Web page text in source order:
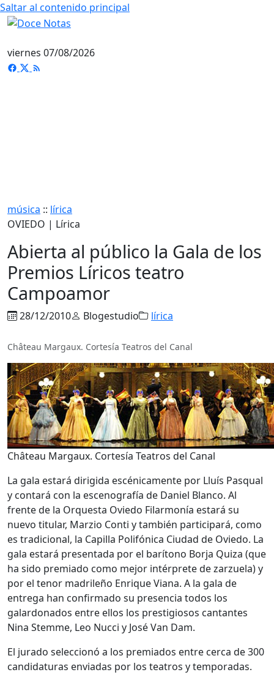
Saltar al contenido principal
viernes 07/08/2026
música :: lírica
OVIEDO | Lírica
Abierta al público la Gala de los
Premios Líricos teatro
Campoamor
28/12/2010 Blogestudio lírica
Château Margaux. Cortesía Teatros del Canal
Château Margaux. Cortesía Teatros del Canal
La gala estará dirigida escénicamente por Lluís Pasqual
y contará con la escenografía de Daniel Blanco. Al
frente de la Orquesta Oviedo Filarmonía estará su
nuevo titular, Marzio Conti y también participará, como
es tradicional, la Capilla Polifónica Ciudad de Oviedo. La
gala estará presentada por el barítono Borja Quiza (que
ha sido premiado como mejor intérprete de zarzuela) y
por el tenor madrileño Enrique Viana. A la gala de
entrega han confirmado su presencia todos los
galardonados entre ellos los prestigiosos cantantes
Nina Stemme, Leo Nucci y José Van Dam.
El jurado seleccionó a los premiados entre cerca de 300
candidaturas enviadas por los teatros y temporadas.